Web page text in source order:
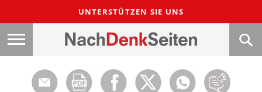
UNTERSTÜTZEN SIE UNS